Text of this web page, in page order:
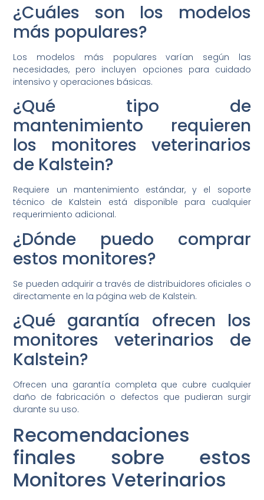
¿Cuáles son los modelos
más populares?
Los modelos más populares varían según las
necesidades, pero incluyen opciones para cuidado
intensivo y operaciones básicas.
¿Qué tipo de
mantenimiento requieren
los monitores veterinarios
de Kalstein?
Requiere un mantenimiento estándar, y el soporte
técnico de Kalstein está disponible para cualquier
requerimiento adicional.
¿Dónde puedo comprar
estos monitores?
Se pueden adquirir a través de distribuidores oficiales o
directamente en la página web de Kalstein.
¿Qué garantía ofrecen los
monitores veterinarios de
Kalstein?
Ofrecen una garantía completa que cubre cualquier
daño de fabricación o defectos que pudieran surgir
durante su uso.
Recomendaciones
finales sobre estos
Monitores Veterinarios